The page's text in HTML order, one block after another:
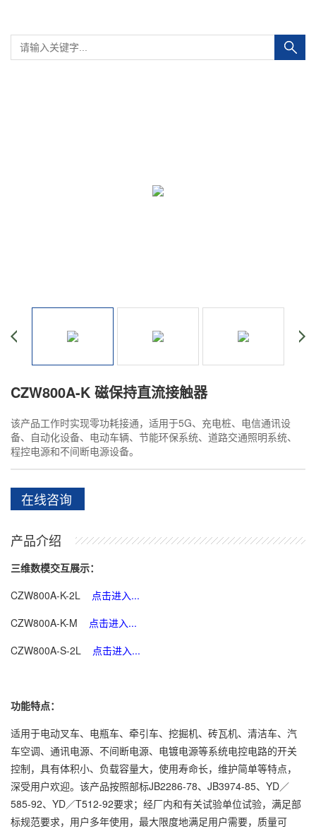
CZW800A-K 磁保持直流接触器
该产品工作时实现零功耗接通，适用于5G、充电桩、电信通讯设
备、自动化设备、电动车辆、节能环保系统、道路交通照明系统、
程控电源和不间断电源设备。
在线咨询
产品介绍
三维数模交互展示：
CZW800A-K-2L 点击进入...
CZW800A-K-M 点击进入...
CZW800A-S-2L 点击进入...
功能特点：
适用于电动叉车、电瓶车、牵引车、挖掘机、砖瓦机、清洁车、汽
车空调、通讯电源、不间断电源、电镀电源等系统电控电路的开关
控制，具有体积小、负载容量大，使用寿命长，维护简单等特点，
深受用户欢迎。该产品按照部标JB2286-78、JB3974-85、YD／
585-92、YD／T512-92要求；经厂内和有关试验单位试验，满足部
标规范要求，用户多年使用，最大限度地满足用户需要，质量可